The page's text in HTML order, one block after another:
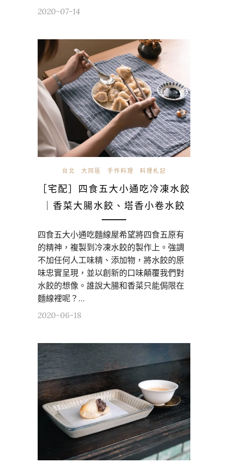
2020-07-14
台北 大同區 手作料理 料理札記
［宅配］四食五大小通吃冷凍水餃
｜香菜大腸水餃、塔香小卷水餃
四食五大小通吃麵線屋希望將四食五原有
的精神，複製到冷凍水餃的製作上。強調
不加任何人工味精、添加物，將水餃的原
味忠實呈現，並以創新的口味顛覆我們對
水餃的想像。誰說大腸和香菜只能侷限在
麵線裡呢？…
2020-06-18